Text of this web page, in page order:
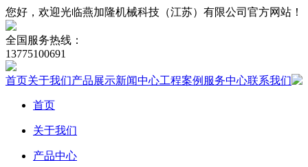
您好，欢迎光临燕加隆机械科技（江苏）有限公司官方网站！
全国服务热线：
13775100691
首页关于我们产品展示新闻中心工程案例 服务中心联系我们
首页
关于我们
产品中心